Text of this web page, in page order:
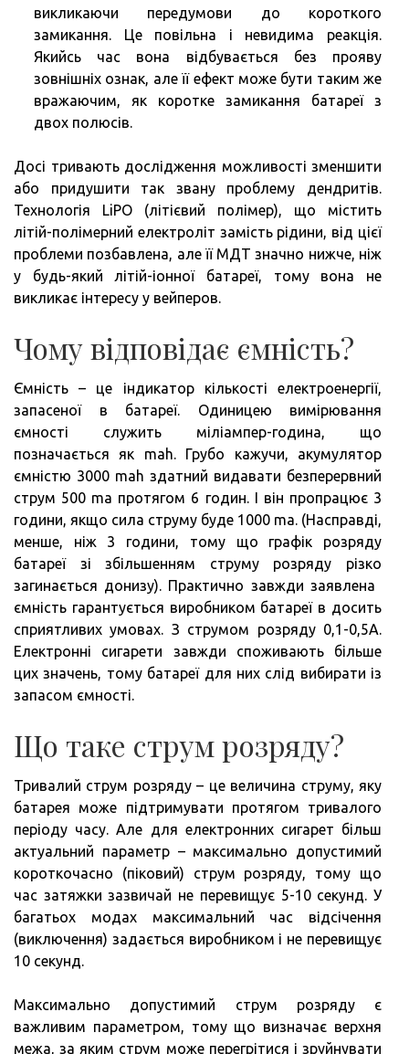
викликаючи передумови до короткого
замикання. Це повільна і невидима реакція.
Якийсь час вона відбувається без прояву
зовнішніх ознак, але її ефект може бути таким же
вражаючим, як коротке замикання батареї з
двох полюсів.
Досі тривають дослідження можливості зменшити
або придушити так звану проблему дендритів.
Технологія LiPO (літієвий полімер), що містить
літій-полімерний електроліт замість рідини, від цієї
проблеми позбавлена, але її МДТ значно нижче, ніж
у будь-який літій-іонної батареї, тому вона не
викликає інтересу у вейперов.
Чому відповідає ємність?
Ємність – це індикатор кількості електроенергії,
запасеної в батареї. Одиницею вимірювання
ємності служить міліампер-година, що
позначається як mah. Грубо кажучи, акумулятор
ємністю 3000 mah здатний видавати безперервний
струм 500 ma протягом 6 годин. І він пропрацює 3
години, якщо сила струму буде 1000 ma. (Насправді,
менше, ніж 3 години, тому що графік розряду
батареї зі збільшенням струму розряду різко
загинається донизу). Практично завжди заявлена ​​
ємність гарантується виробником батареї в досить
сприятливих умовах. З струмом розряду 0,1-0,5А.
Електронні сигарети завжди споживають більше
цих значень, тому батареї для них слід вибирати із
запасом ємності.
Що таке струм розряду?
Тривалий струм розряду – це величина струму, яку
батарея може підтримувати протягом тривалого
періоду часу. Але для електронних сигарет більш
актуальний параметр – максимально допустимий
короткочасно (піковий) струм розряду, тому що
час затяжки зазвичай не перевищує 5-10 секунд. У
багатьох модах максимальний час відсічення
(виключення) задається виробником і не перевищує
10 секунд.
Максимально допустимий струм розряду є
важливим параметром, тому що визначає верхня
межа, за яким струм може перегрітися і зруйнувати